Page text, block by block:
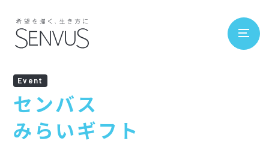
Event
センバス
みらいギフト